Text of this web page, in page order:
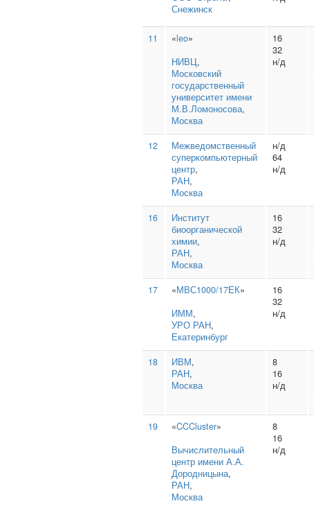
Снежинск
11 «leo»
НИВЦ,
Московский
государственный
университет имени
М.В.Ломоносова,
Москва
16
32
н/д
12
Межведомственный
суперкомпьютерный
центр,
РАН,
Москва
н/д
64
н/д
16
Институт
биоорганической
химии,
РАН,
Москва
16
32
н/д
17 «МВС1000/17ЕК»
ИММ,
УРО РАН,
Екатеринбург
16
32
н/д
18 ИВМ,
РАН,
Москва
8
16
н/д
19 «CCCluster»
Вычислительный
центр имени А.А.
Дородницына,
РАН,
Москва
8
16
н/д